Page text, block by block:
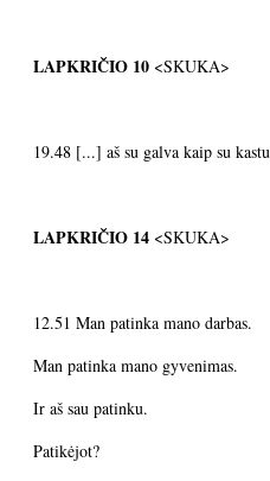
LAPKRIČIO 10 <SKUKA>
19.48 [...] aš su galva kaip su
LAPKRIČIO 14 <SKUKA>
12.51 Man patinka mano darbas.
Man patinka mano gyvenimas.
Ir aš sau patinku.
Patikėjot?